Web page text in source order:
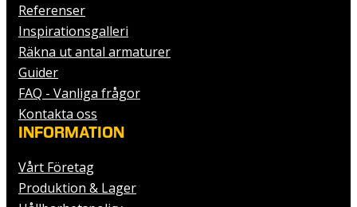
Referenser
Inspirationsgalleri
Räkna ut antal armaturer
Guider
FAQ - Vanliga frågor
Kontakta oss
INFORMATION
Vårt Företag
Produktion & Lager